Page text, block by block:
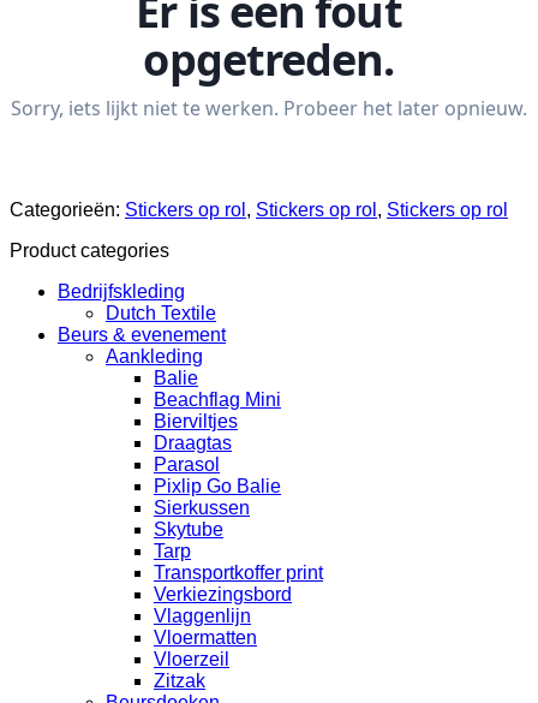
Categorieën: Stickers op rol , Stickers op rol , Stickers op rol
Product categories
Bedrijfskleding
Dutch Textile
Beurs & evenement
Aankleding
Balie
Beachflag Mini
Bierviltjes
Draagtas
Parasol
Pixlip Go Balie
Sierkussen
Skytube
Tarp
Transportkoffer print
Verkiezingsbord
Vlaggenlijn
Vloermatten
Vloerzeil
Zitzak